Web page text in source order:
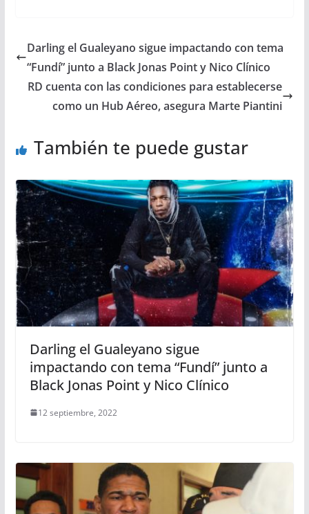
Darling el Gualeyano sigue impactando con tema
“Fundí” junto a Black Jonas Point y Nico Clínico
RD cuenta con las condiciones para establecerse
como un Hub Aéreo, asegura Marte Piantini
También te puede gustar
Darling el Gualeyano sigue
impactando con tema “Fundí” junto a
Black Jonas Point y Nico Clínico
12 septiembre, 2022